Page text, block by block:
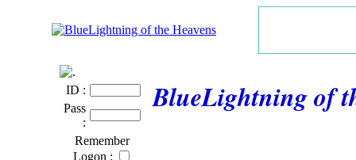
ID :
Pass
:
Remember
Logon :
BlueLightning of